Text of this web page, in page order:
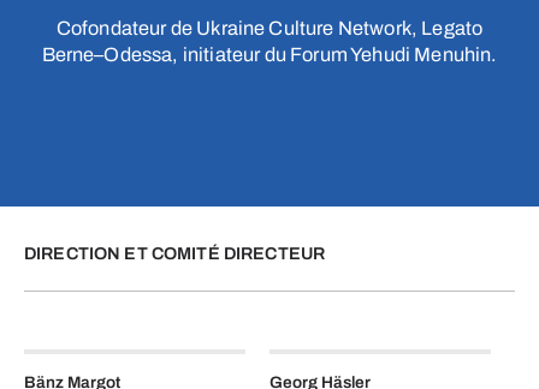
Cofondateur de Ukraine Culture Network, Legato
Berne–Odessa, initiateur du Forum Yehudi Menuhin.
DIRECTION ET COMITÉ DIRECTEUR
Bänz Margot Georg Häsler